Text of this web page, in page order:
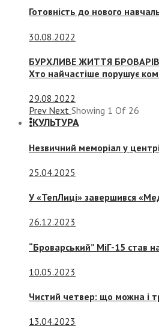
Готовність до нового
30.08.2022
БУРХЛИВЕ ЖИТТЯ БРОВАРІВ
Хто найчастіше порушує
29.08.2022
Prev Next Showing 1 Of 26
КУЛЬТУРА
Незвичний меморіал у
25.04.2025
У «ТепЛиці» завершився
26.12.2023
“Броварський” МіГ-15 став
10.05.2023
Чистий четвер: що можна і
13.04.2023